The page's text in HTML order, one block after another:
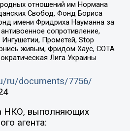
отношений им Нормана
Свобод, Фонд Бориса
имени Фридриха Науманна за
сопротивление,
Прометей, Stop
живым, Фридом Хаус, СОТА
Лига Украины
ru/documents/7756/
НКО, выполняющих
агента: